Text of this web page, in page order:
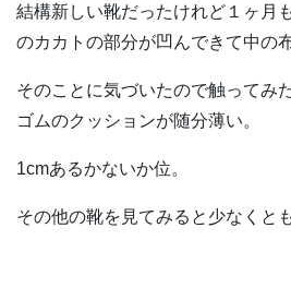
結構新しい靴だったけれど１ヶ月
のカカトの部分が凹んできて中の
そのことに気づいたので触ってみ
ゴムのクッションが随分薄い。
1cmあるかないか位。
その他の靴を見てみると少なくと